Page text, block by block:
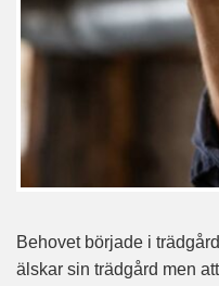
Behovet började i
älskar sin trädgård men